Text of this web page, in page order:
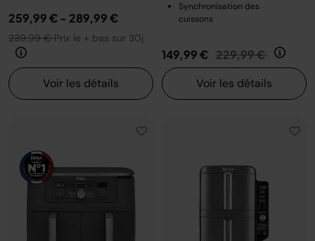
259,99 €- 289,99 €
239,99 €Prix le + bas sur 30j
Voir les détails
Synchronisation des
cuissons
149,99 € Prix réduit de
229,99 € au
Voir les détails